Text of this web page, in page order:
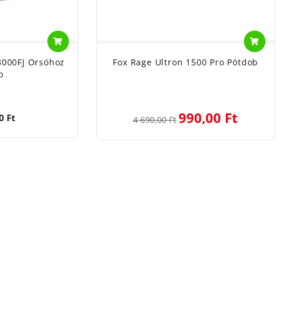
Orsóhoz
Ft
Fox Rage Ultron 1500 Pro Pótdob
4 690,00 Ft 990,00 Ft